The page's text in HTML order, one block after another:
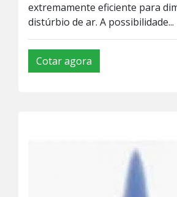
extremamente eficiente para
distúrbio de ar. A possibilidade...
Cotar agora